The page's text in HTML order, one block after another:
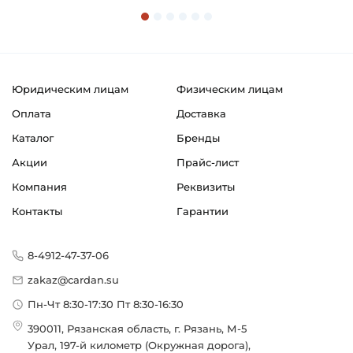
Подшипниковые узлы в сборе типа Y
Юридическим лицам
Физическим лицам
Оплата
Доставка
Каталог
Бренды
Акции
Прайс-лист
Компания
Реквизиты
Контакты
Гарантии
8-4912-47-37-06
zakaz@cardan.su
Пн-Чт 8:30-17:30 Пт 8:30-16:30
390011, Рязанская область, г. Рязань, М-5
Урал, 197-й километр (Окружная дорога),